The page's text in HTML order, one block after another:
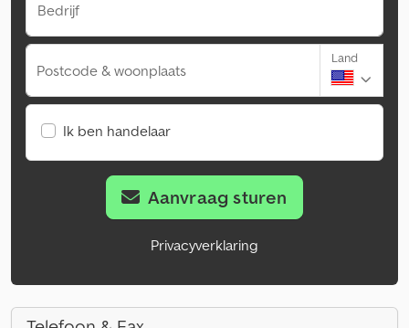
Bedrijf
Postcode & woonplaats
Land
Ik ben handelaar
Aanvraag sturen
Privacyverklaring